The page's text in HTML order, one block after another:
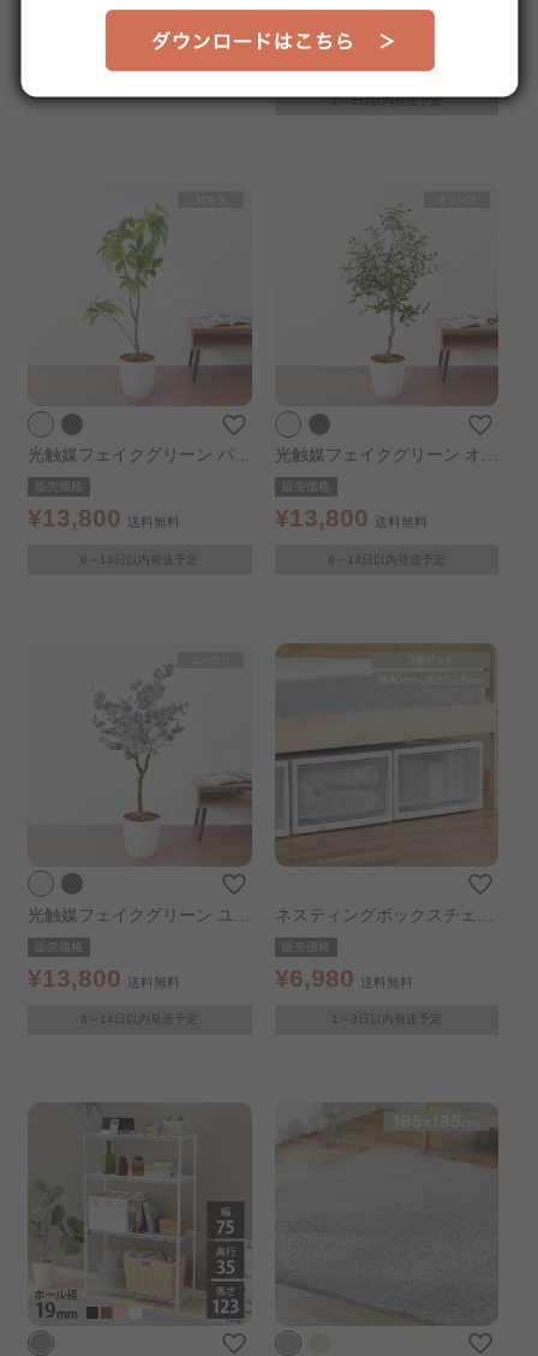
1～3日以内発送予定
¥3,980
1～3日以内発送予定
光触媒フェイクグリーン パキ
ラ ホワイト
販売価格
¥13,800 送料無料
8～14日以内発送予定
光触媒フェイクグリーン オリ
ーブ ホワイト
販売価格
¥13,800 送料無料
8～14日以内発送予定
光触媒フェイクグリーン ユー
カリ ホワイト
販売価格
¥13,800 送料無料
8～14日以内発送予定
ネスティングボックスチェス
ト 3個セット NSBC-500×3
ホワイト/クリア
販売価格
¥6,980 送料無料
1～3日以内発送予定